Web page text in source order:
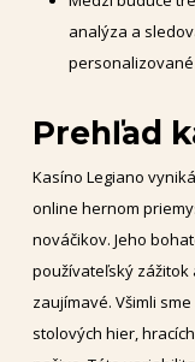
analýza a
Prehľad
Kasíno Legiano
online hernom
nováčikov. Jeho
používateľský zážitok
zaujímavé. Všimli
stolových hier,